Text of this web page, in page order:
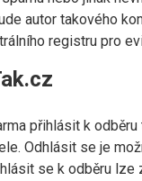
autor takového
registru pro
přihlásit k
Odhlásit se je
se k odběru